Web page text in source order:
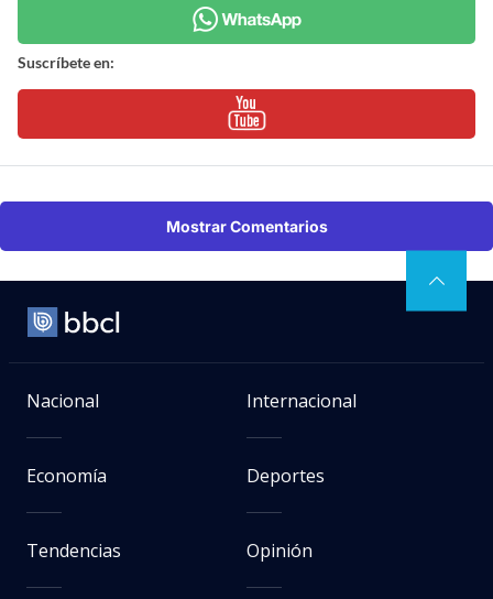
Suscríbete en:
Mostrar Comentarios
Nacional Internacional
Economía Deportes
Tendencias Opinión